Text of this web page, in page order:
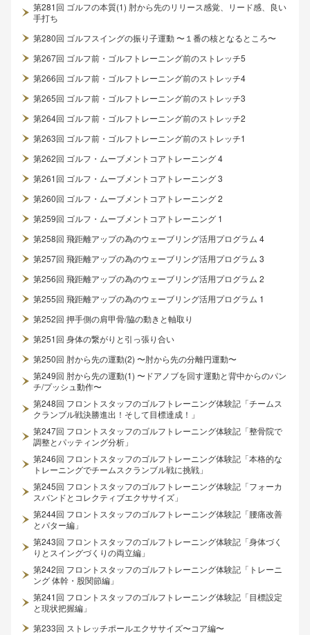
第281回 ゴルフの本質(1) 肘から先のリリース感覚、リード感、良い
手打ち
第280回 ゴルフスイングの振り子運動 〜１番の核となるところ〜
第267回 ゴルフ前・ゴルフトレーニング前のストレッチ5
第266回 ゴルフ前・ゴルフトレーニング前のストレッチ4
第265回 ゴルフ前・ゴルフトレーニング前のストレッチ3
第264回 ゴルフ前・ゴルフトレーニング前のストレッチ2
第263回 ゴルフ前・ゴルフトレーニング前のストレッチ1
第262回 ゴルフ・ムーブメントコアトレーニング 4
第261回 ゴルフ・ムーブメントコアトレーニング 3
第260回 ゴルフ・ムーブメントコアトレーニング 2
第259回 ゴルフ・ムーブメントコアトレーニング 1
第258回 飛距離アップの為のウェーブリング活用プログラム 4
第257回 飛距離アップの為のウェーブリング活用プログラム 3
第256回 飛距離アップの為のウェーブリング活用プログラム 2
第255回 飛距離アップの為のウェーブリング活用プログラム 1
第252回 押手側の肩甲骨/脇の動きと軸取り
第251回 身体の繋がりと引っ張り合い
第250回 肘から先の運動(2) 〜肘から先の分離円運動〜
第249回 肘から先の運動(1) 〜ドアノブを回す運動と背中からのパン
チ/プッシュ動作〜
第248回 フロントスタッフのゴルフトレーニング体験記「チームス
クランブル戦決勝進出！そして目標達成！」
第247回 フロントスタッフのゴルフトレーニング体験記「整骨院で
調整とパッティング分析」
第246回 フロントスタッフのゴルフトレーニング体験記「本格的な
トレーニングでチームスクランブル戦に挑戦」
第245回 フロントスタッフのゴルフトレーニング体験記「フォーカ
スバンドとコレクティブエクササイズ」
第244回 フロントスタッフのゴルフトレーニング体験記「腰痛改善
とパター編」
第243回 フロントスタッフのゴルフトレーニング体験記「身体づく
りとスイングづくりの両立編」
第242回 フロントスタッフのゴルフトレーニング体験記「トレーニ
ング 体幹・股関節編」
第241回 フロントスタッフのゴルフトレーニング体験記「目標設定
と現状把握編」
第233回 ストレッチポールエクササイズ〜コア編〜